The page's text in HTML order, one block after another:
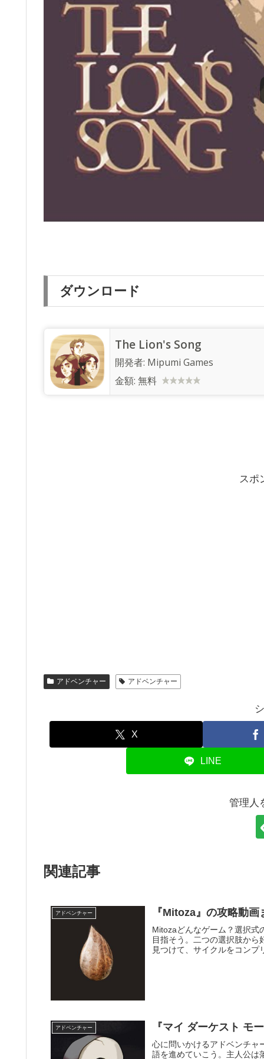
ダウンロード
The Lion's Song
開発者: Mipumi Games
金額: 無料
スポ
アドベンチャー アドベンチャー
X
LINE
管理人
関連記事
アドベンチャー 『Mitoza』の攻略動画
Mitozaどんなゲーム？選択式
目指そう。二つの選択肢か
見つけて、サイクルをコン
アドベンチャー 『マイ ダーケスト モ
心に問いかけるアドベンチャ
語を進めていこう。主人公は